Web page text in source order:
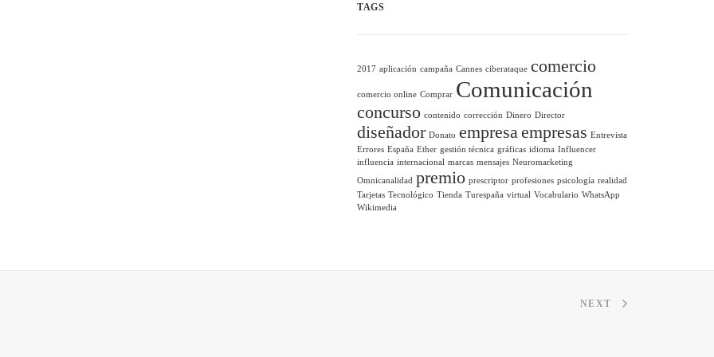
TAGS
2017 aplicación campaña Cannes ciberataque comercio
comercio online Comprar Comunicación
concurso contenido corrección Dinero Director
diseñador Donato empresaempresas Entrevista
Errores España Ether gestión técnica gráficas idioma Influencer
influencia internacional marcas mensajes Neuromarketing
Omnicanalidad premio prescriptor profesiones psicología realidad
Tarjetas Tecnológico Tienda Turespaña virtual Vocabulario WhatsApp
Wikimedia
NEXT